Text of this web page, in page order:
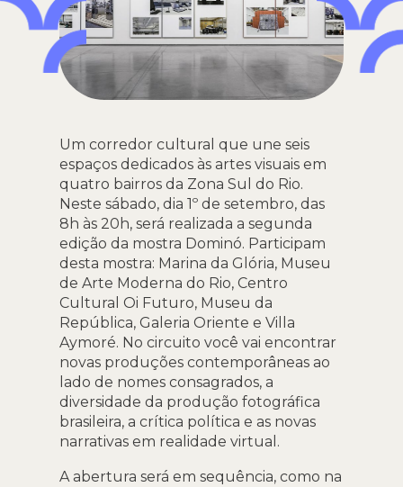
Um corredor cultural que une seis
espaços dedicados às artes visuais em
quatro bairros da Zona Sul do Rio.
Neste sábado, dia 1º de setembro, das
8h às 20h, será realizada a segunda
edição da mostra Dominó. Participam
desta mostra: Marina da Glória, Museu
de Arte Moderna do Rio, Centro
Cultural Oi Futuro, Museu da
República, Galeria Oriente e Villa
Aymoré. No circuito você vai encontrar
novas produções contemporâneas ao
lado de nomes consagrados, a
diversidade da produção fotográfica
brasileira, a crítica política e as novas
narrativas em realidade virtual.
A abertura será em sequência, como na